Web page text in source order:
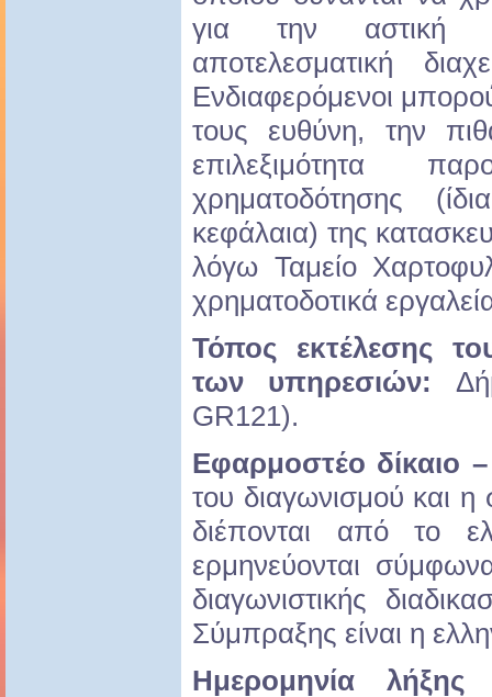
για την αστική
αποτελεσματική
Ενδιαφερόμενοι
τους ευθύνη, την
επιλεξιμότητα
χρηματοδότησης
κεφάλαια) της
λόγω Ταμείο
χρηματοδοτικά
Τόπος εκτέλεσης
των υπηρεσιών:
GR121).
Εφαρμοστέο δίκαιο
του διαγωνισμού και
διέπονται από το
ερμηνεύονται
διαγωνιστικής
Σύμπραξης είναι η
Ημερομηνία